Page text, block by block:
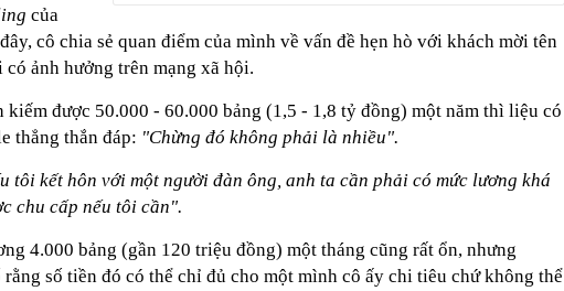
của
cô chia sẻ quan điểm của mình về vấn đề hẹn hò với khách mời tên
ảnh hưởng trên mạng xã hội.
kiếm được 50.000 - 60.000 bảng (1,5 - 1,8 tỷ đồng) một năm thì liệu có
thẳng thắn đáp: "Chừng đó không phải là nhiều".
tôi kết hôn với một người đàn ông, anh ta cần phải có mức lương khá
chu cấp nếu tôi cần".
4.000 bảng (gần 120 triệu đồng) một tháng cũng rất ổn, nhưng
số tiền đó có thể chỉ đủ cho một mình cô ấy chi tiêu chứ không thể